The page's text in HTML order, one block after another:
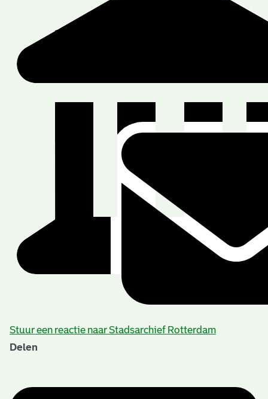
Stuur een reactie naar Stadsarchief Rotterdam
Delen